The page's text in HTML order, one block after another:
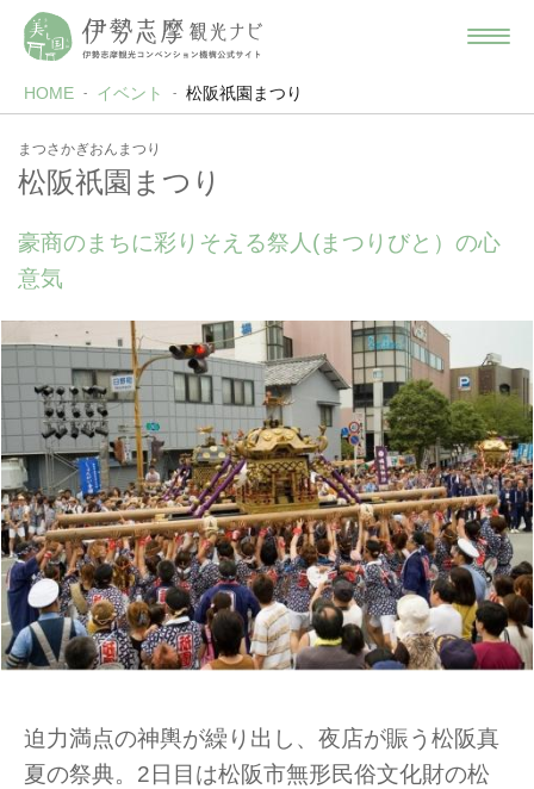
HOME イベント 松阪祇園まつり
まつさかぎおんまつり
松阪祇園まつり
豪商のまちに彩りそえる祭人(まつりびと）の心
意気
迫力満点の神輿が繰り出し、夜店が賑う松阪真
夏の祭典。2日目は松阪市無形民俗文化財の松